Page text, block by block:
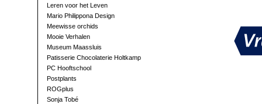
Leren voor het Leven
Mario Philippona Design
Meewisse orchids
Mooie Verhalen
Museum Maassluis
Patisserie Chocolaterie Holtkamp
PC Hooftschool
Postplants
ROGplus
Sonja Tobé